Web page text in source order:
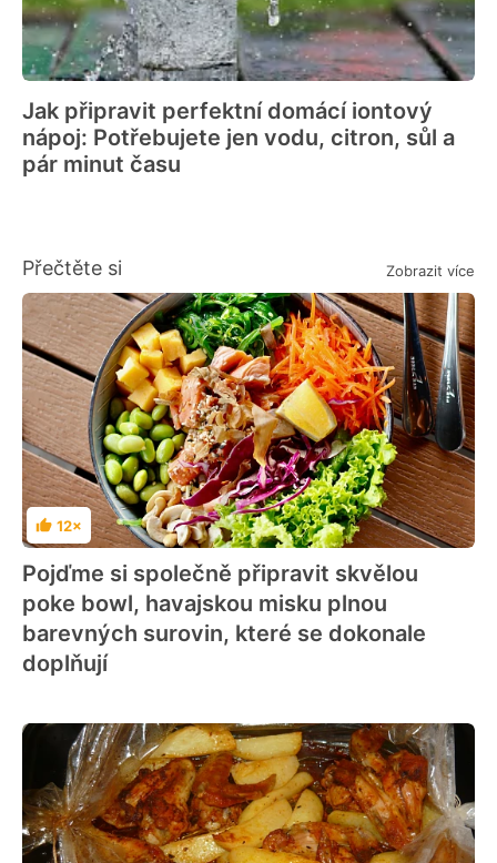
Jak připravit perfektní domácí iontový
nápoj: Potřebujete jen vodu, citron, sůl a
pár minut času
Přečtěte si Zobrazit více
Hodnocení
12×
Pojďme si společně připravit skvělou
poke bowl, havajskou misku plnou
barevných surovin, které se dokonale
doplňují